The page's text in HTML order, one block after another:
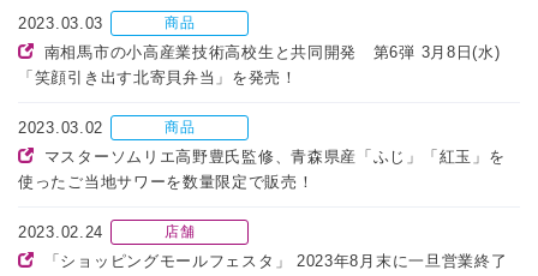
2023.03.03 商品
南相馬市の小高産業技術高校生と共同開発 第6弾 3月8日(水)
「笑顔引き出す北寄貝弁当」を発売！
2023.03.02 商品
マスターソムリエ高野豊氏監修、青森県産「ふじ」「紅玉」を
使ったご当地サワーを数量限定で販売！
2023.02.24 店舗
「ショッピングモールフェスタ」 2023年8月末に一旦営業終了